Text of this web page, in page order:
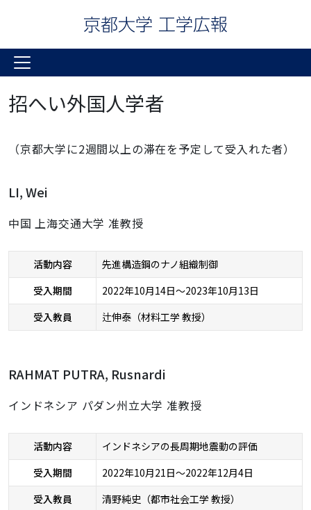
招へい外国人学者
（京都大学に2週間以上の滞在を予定して受入れた者）
LI, Wei
中国 上海交通大学 准教授
活動内容
先進構造鋼のナノ組織制御
受入期間
2022年10月14日～2023年10月13日
受入教員
辻伸泰（材料工学 教授）
RAHMAT PUTRA, Rusnardi
インドネシア パダン州立大学 准教授
活動内容
インドネシアの長周期地震動の評価
受入期間
2022年10月21日～2022年12月4日
受入教員
清野純史（都市社会工学 教授）